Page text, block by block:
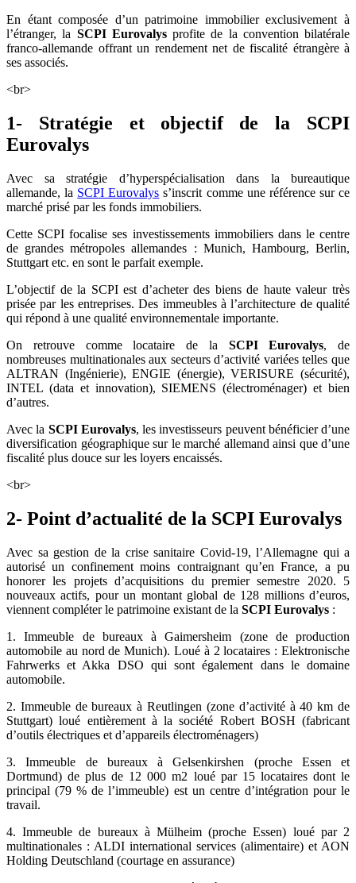
En étant composée d’un patrimoine immobilier exclusivement à
l’étranger, la SCPI Eurovalysprofite de la convention bilatérale
franco-allemande offrant un rendement net de fiscalité étrangère à
ses associés.
<br>
1- Stratégie et objectif de la SCPI
Eurovalys
Avec sa stratégie d’hyperspécialisation dans la bureautique
allemande, la SCPI Eurovalys s’inscrit comme une référence sur ce
marché prisé par les fonds immobiliers.
Cette SCPI focalise ses investissements immobiliers dans le centre
de grandes métropoles allemandes : Munich, Hambourg, Berlin,
Stuttgart etc. en sont le parfait exemple.
L’objectif de la SCPI est d’acheter des biens de haute valeur très
prisée par les entreprises. Des immeubles à l’architecture de qualité
qui répond à une qualité environnementale importante.
On retrouve comme locataire de la SCPI Eurovalys, de
nombreuses multinationales aux secteurs d’activité variées telles que
ALTRAN (Ingénierie), ENGIE (énergie), VERISURE (sécurité),
INTEL (data et innovation), SIEMENS (électroménager) et bien
d’autres.
Avec la SCPI Eurovalys, les investisseurs peuvent bénéficier d’une
diversification géographique sur le marché allemand ainsi que d’une
fiscalité plus douce sur les loyers encaissés.
<br>
2- Point d’actualité de la SCPI Eurovalys
Avec sa gestion de la crise sanitaire Covid-19, l’Allemagne qui a
autorisé un confinement moins contraignant qu’en France, a pu
honorer les projets d’acquisitions du premier semestre 2020. 5
nouveaux actifs, pour un montant global de 128 millions d’euros,
viennent compléter le patrimoine existant de la SCPI Eurovalys :
1. Immeuble de bureaux à Gaimersheim (zone de production
automobile au nord de Munich). Loué à 2 locataires : Elektronische
Fahrwerks et Akka DSO qui sont également dans le domaine
automobile.
2. Immeuble de bureaux à Reutlingen (zone d’activité à 40 km de
Stuttgart) loué entièrement à la société Robert BOSH (fabricant
d’outils électriques et d’appareils électroménagers)
3. Immeuble de bureaux à Gelsenkirshen (proche Essen et
Dortmund) de plus de 12 000 m2 loué par 15 locataires dont le
principal (79 % de l’immeuble) est un centre d’intégration pour le
travail.
4. Immeuble de bureaux à Mülheim (proche Essen) loué par 2
multinationales : ALDI international services (alimentaire) et AON
Holding Deutschland (courtage en assurance)